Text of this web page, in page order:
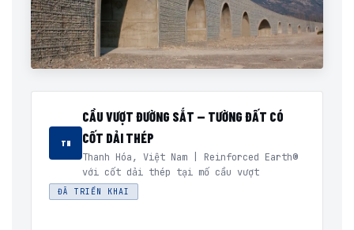
TH
CẦU VƯỢT ĐƯỜNG SẮT — TƯỜNG ĐẤT CÓ
CỐT DẢI THÉP
Thanh Hóa, Việt Nam | Reinforced Earth®
với cốt dải thép tại mố cầu vượt
ĐÃ TRIỂN KHAI